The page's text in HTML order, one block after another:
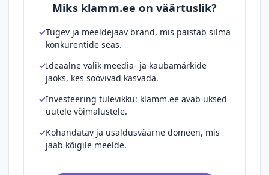
Miks klamm.ee on väärtuslik?
Tugev ja meeldejääv bränd, mis paistab silma
konkurentide seas.
Ideaalne valik meedia- ja kaubamärkide
jaoks, kes soovivad kasvada.
Investeering tulevikku: klamm.ee avab uksed
uutele võimalustele.
Kohandatav ja usaldusväärne domeen, mis
jääb kõigile meelde.